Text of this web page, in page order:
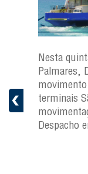
Nesta
Palmares,
terminais
Despacho